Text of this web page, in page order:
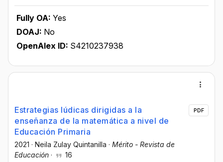
Fully OA: Yes
DOAJ: No
OpenAlex ID: S4210237938
Estrategias lúdicas dirigidas a la
enseñanza de la matemática a nivel de
Educación Primaria
2021 · Neila Zulay Quintanilla · Mérito - Revista de
Educación · 16
PDF